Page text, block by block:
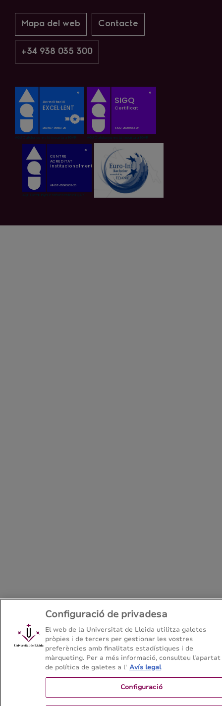
Mapa del web Contacte
+34 938 035 300
Configuració de privadesa
El web de la Universitat de Lleida utilitza galetes
pròpies i de tercers per gestionar les vostres
preferències amb finalitats estadístiques i de
màrqueting. Per a més informació, consulteu l’apartat
de política de galetes a l' Avís legal
Configuració